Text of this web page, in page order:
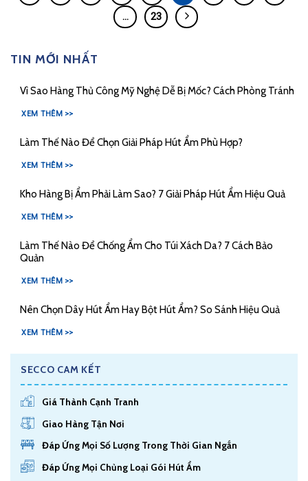
…
23
TIN MỚI NHẤT
Vì Sao Hàng Thủ Công Mỹ Nghệ Dễ Bị Mốc? Cách Phòng Tránh
XEM THÊM >>
Làm Thế Nào Để Chọn Giải Pháp Hút Ẩm Phù Hợp?
XEM THÊM >>
Kho Hàng Bị Ẩm Phải Làm Sao? 7 Giải Pháp Hút Ẩm Hiệu Quả
XEM THÊM >>
Làm Thế Nào Để Chống Ẩm Cho Túi Xách Da? 7 Cách Bảo
Quản
XEM THÊM >>
Nên Chọn Dây Hút Ẩm Hay Bột Hút Ẩm? So Sánh Hiệu Quả
XEM THÊM >>
SECCO CAM KẾT
Giá Thành Cạnh Tranh
Giao Hàng Tận Nơi
Đáp Ứng Mọi Số Lượng Trong Thời Gian Ngắn
Đáp Ứng Mọi Chủng Loại Gói Hút Ẩm